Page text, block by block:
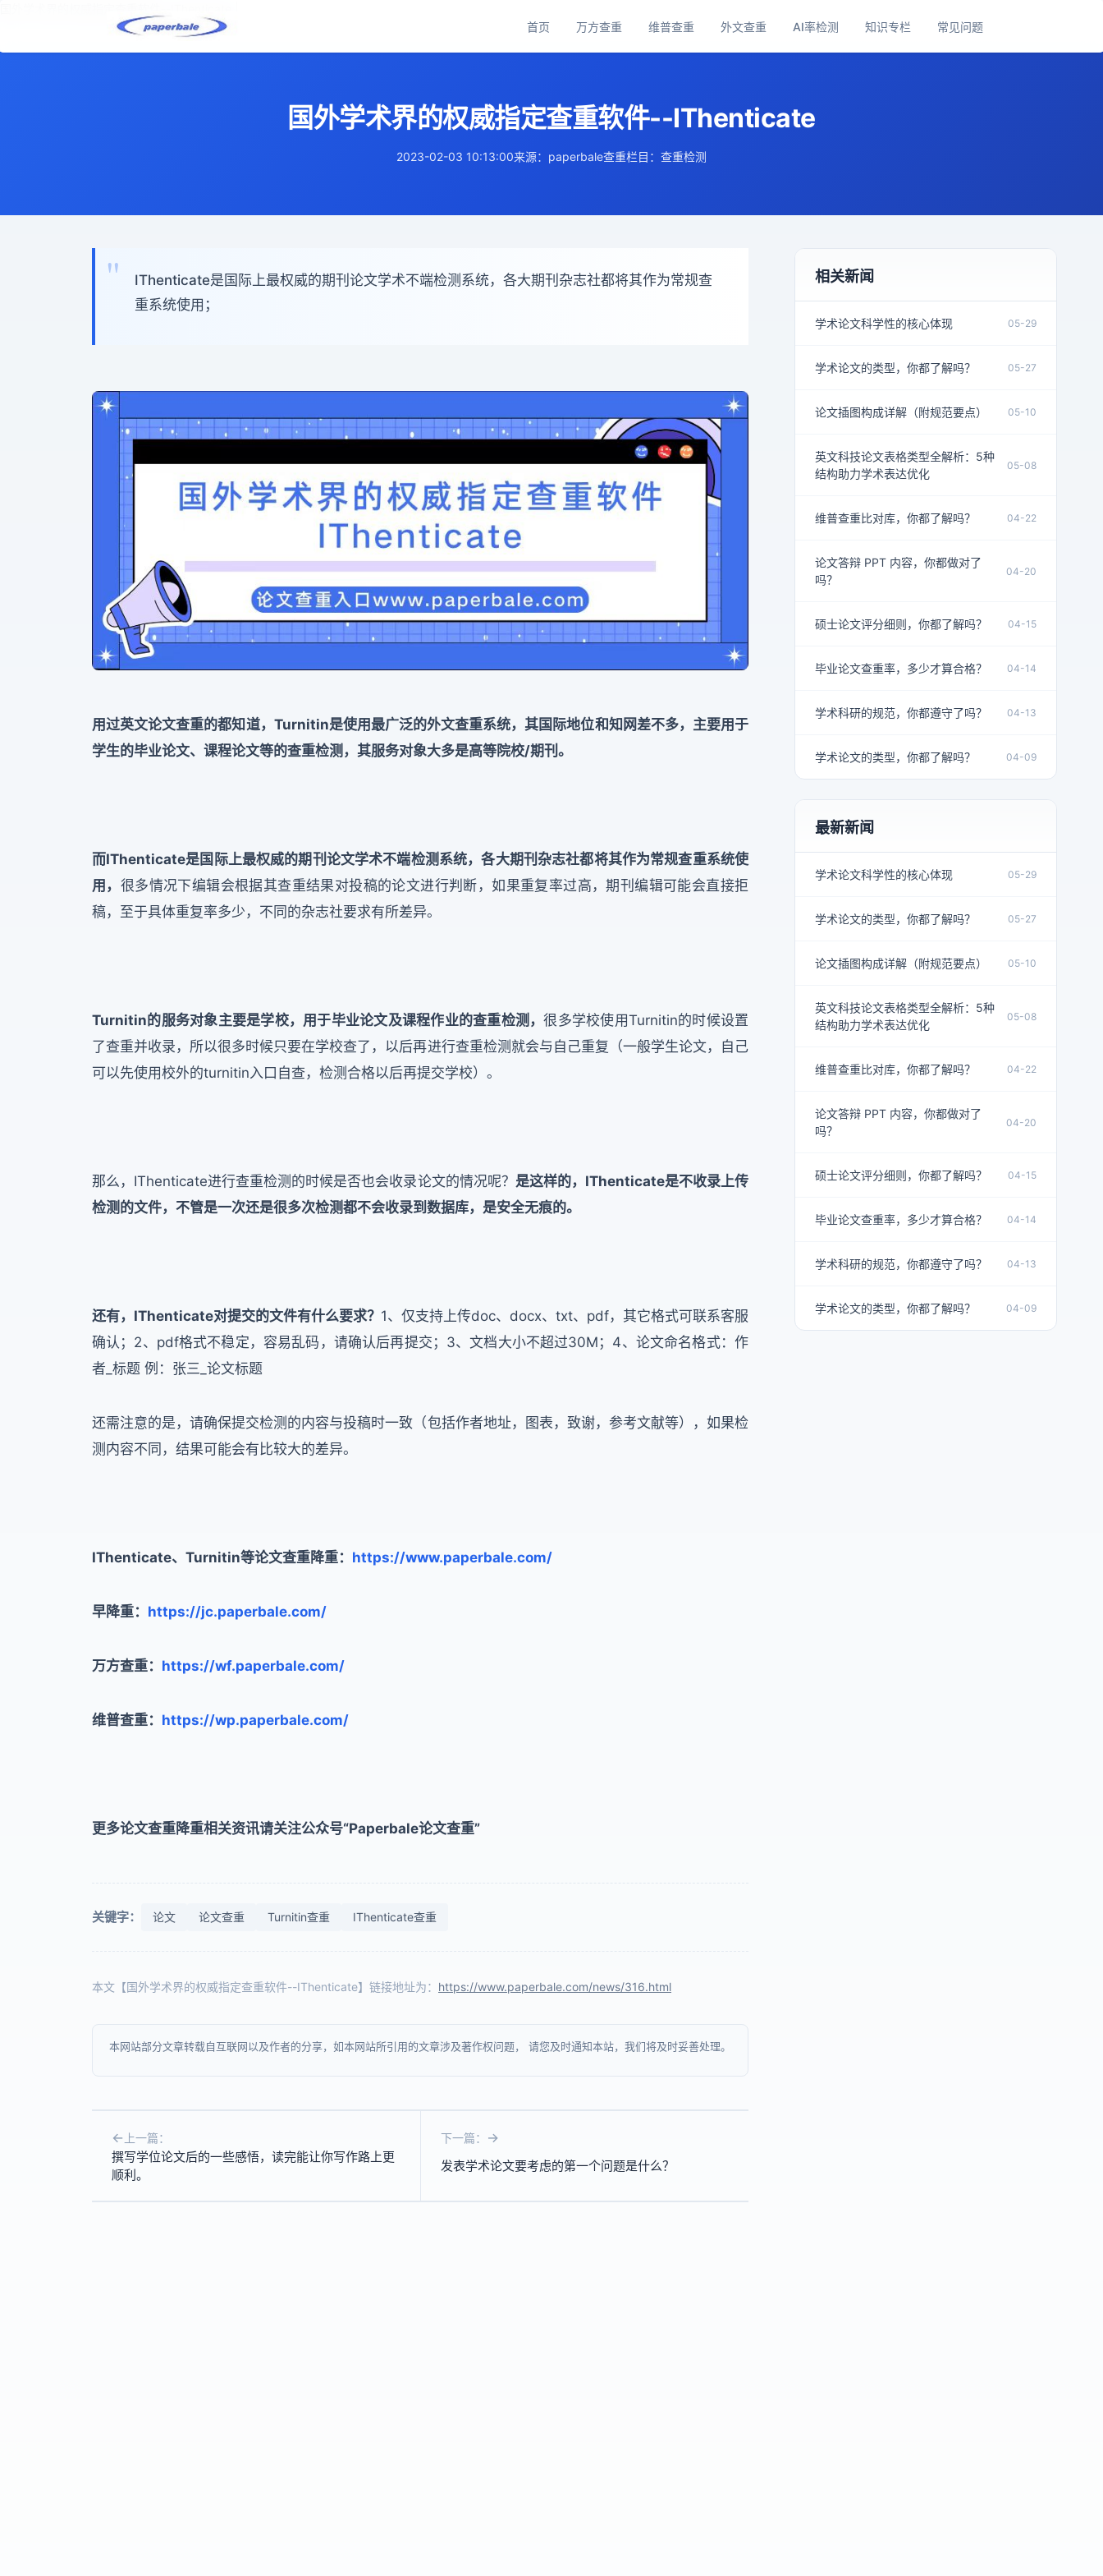
航
首页 万方查重 维普查重 外文查重 AI率检测 知识专栏 常见问题
国外学术界的权威指定查重软件--IThenticate
2023-02-03 10:13:00来源：paperbale查重栏目：查重检测
IThenticate是国际上最权威的期刊论文学术不端检测系统，各大期刊杂志社都将其作为常规查
重系统使用；
用过英文论文查重的都知道，Turnitin是使用最广泛的外文查重系统，其国际地位和知网差不多，主要用于
学生的毕业论文、课程论文等的查重检测，其服务对象大多是高等院校/期刊。
而IThenticate是国际上最权威的期刊论文学术不端检测系统，各大期刊杂志社都将其作为常规查重系统使
用， 很多情况下编辑会根据其查重结果对投稿的论文进行判断，如果重复率过高，期刊编辑可能会直接拒
稿，至于具体重复率多少，不同的杂志社要求有所差异。
Turnitin的服务对象主要是学校，用于毕业论文及课程作业的查重检测，很多学校使用Turnitin的时候设置
了查重并收录，所以很多时候只要在学校查了，以后再进行查重检测就会与自己重复（一般学生论文，自己
可以先使用校外的turnitin入口自查，检测合格以后再提交学校）。
那么，IThenticate进行查重检测的时候是否也会收录论文的情况呢？ 是这样的，IThenticate是不收录上传
检测的文件，不管是一次还是很多次检测都不会收录到数据库，是安全无痕的。
还有，IThenticate对提交的文件有什么要求？ 1、仅支持上传doc、docx、txt、pdf，其它格式可联系客服
确认；2、pdf格式不稳定，容易乱码，请确认后再提交；3、文档大小不超过30M；4、论文命名格式：作
者_标题 例：张三_论文标题
还需注意的是，请确保提交检测的内容与投稿时一致（包括作者地址，图表，致谢，参考文献等），如果检
测内容不同，结果可能会有比较大的差异。
IThenticate、Turnitin等论文查重降重： https://www.paperbale.com/
早降重： https://jc.paperbale.com/
万方查重： https://wf.paperbale.com/
维普查重： https://wp.paperbale.com/
更多论文查重降重相关资讯请关注公众号“Paperbale论文查重”
关键字： 论文 论文查重 Turnitin查重 IThenticate查重
本文【国外学术界的权威指定查重软件--IThenticate】链接地址为： https://www.paperbale.com/news/316.html
本网站部分文章转载自互联网以及作者的分享，如本网站所引用的文章涉及著作权问题， 请您及时通知本站，我们将及时妥善处理。
上一篇：
撰写学位论文后的一些感悟，读完能让你写作路上更
顺利。
下一篇：
发表学术论文要考虑的第一个问题是什么？
相关新闻
学术论文科学性的核心体现 05-29
学术论文的类型，你都了解吗？ 05-27
论文插图构成详解（附规范要点） 05-10
英文科技论文表格类型全解析：5种
结构助力学术表达优化
05-08
维普查重比对库，你都了解吗？ 04-22
论文答辩 PPT 内容，你都做对了
吗？
04-20
硕士论文评分细则，你都了解吗？ 04-15
毕业论文查重率，多少才算合格？ 04-14
学术科研的规范，你都遵守了吗？ 04-13
学术论文的类型，你都了解吗？ 04-09
最新新闻
学术论文科学性的核心体现 05-29
学术论文的类型，你都了解吗？ 05-27
论文插图构成详解（附规范要点） 05-10
英文科技论文表格类型全解析：5种
结构助力学术表达优化
05-08
维普查重比对库，你都了解吗？ 04-22
论文答辩 PPT 内容，你都做对了
吗？
04-20
硕士论文评分细则，你都了解吗？ 04-15
毕业论文查重率，多少才算合格？ 04-14
学术科研的规范，你都遵守了吗？ 04-13
学术论文的类型，你都了解吗？ 04-09